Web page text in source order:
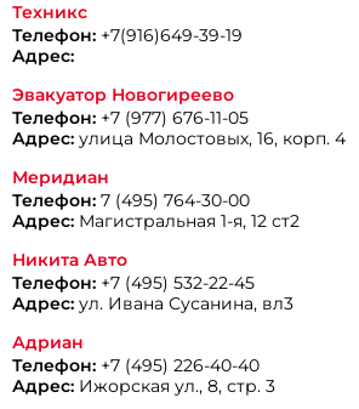
Техникс
Телефон: +7(916)649-39-19
Адрес:
Эвакуатор Новогиреево
Телефон: +7 (977) 676-11-05
Адрес: улица Молостовых, 16, корп. 4
Меридиан
Телефон: 7 (495) 764-30-00
Адрес: Магистральная 1-я, 12 ст2
Никита Авто
Телефон: +7 (495) 532-22-45
Адрес: ул. Ивана Сусанина, вл3
Адриан
Телефон: +7 (495) 226-40-40
Адрес: Ижорская ул., 8, стр. 3